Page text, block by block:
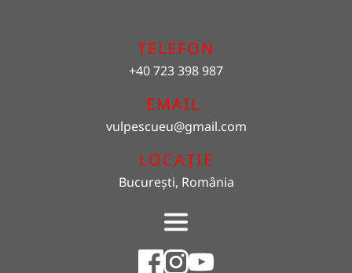
TELEFON
+40 723 398 987
EMAIL
vulpescueu@gmail.com
LOCAȚIE
București, România